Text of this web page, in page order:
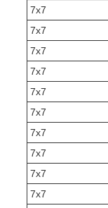
7x7
7x7
7x7
7x7
7x7
7x7
7x7
7x7
7x7
7x7